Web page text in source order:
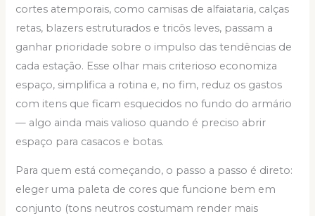
cortes atemporais, como camisas de alfaiataria, calças
retas, blazers estruturados e tricôs leves, passam a
ganhar prioridade sobre o impulso das tendências de
cada estação. Esse olhar mais criterioso economiza
espaço, simplifica a rotina e, no fim, reduz os gastos
com itens que ficam esquecidos no fundo do armário
— algo ainda mais valioso quando é preciso abrir
espaço para casacos e botas.
Para quem está começando, o passo a passo é direto:
eleger uma paleta de cores que funcione bem em
conjunto (tons neutros costumam render mais